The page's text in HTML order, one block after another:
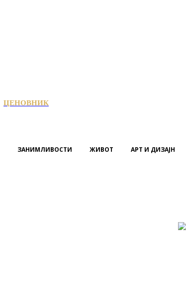
ЦЕНОВНИК
ЗАНИМЛИВОСТИ ЖИВОТ АРТ И ДИЗАЈН